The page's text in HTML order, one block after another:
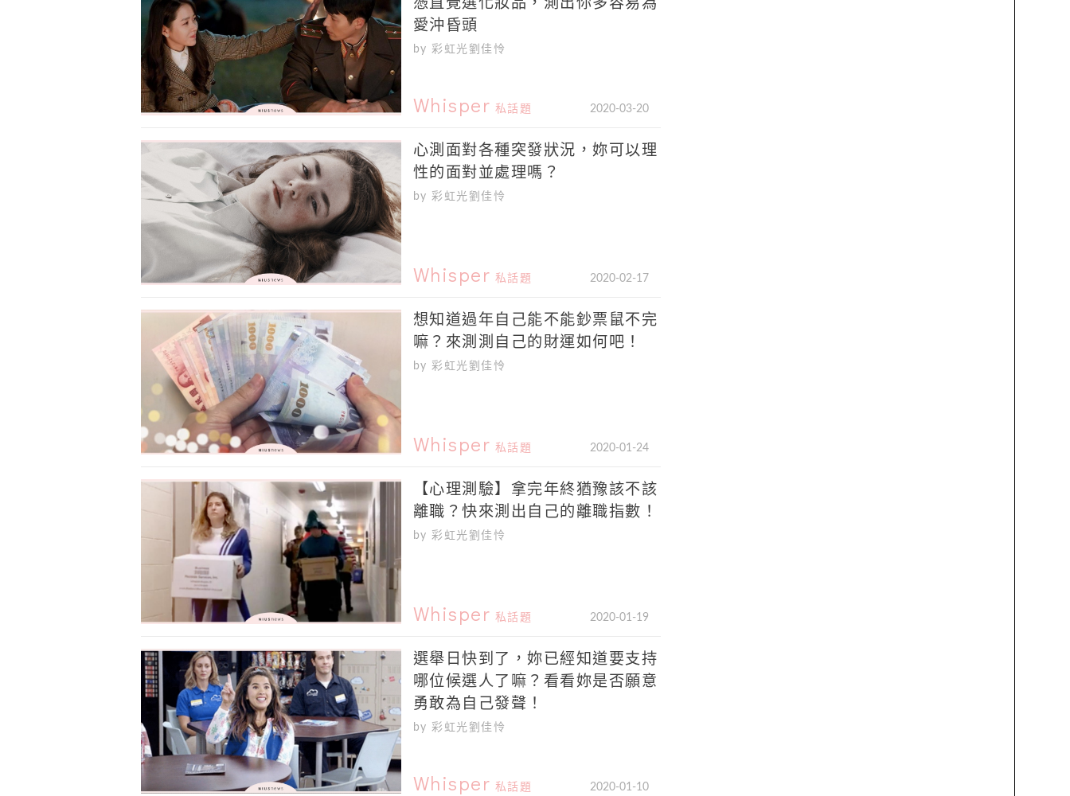
憑直覺選化妝品，測出你多容易為
愛沖昏頭
by 彩虹光劉佳怜
Whisper 私話題 2020-03-20
心測面對各種突發狀況，妳可以理
性的面對並處理嗎？
by 彩虹光劉佳怜
Whisper 私話題 2020-02-17
想知道過年自己能不能鈔票鼠不完
嘛？來測測自己的財運如何吧！
by 彩虹光劉佳怜
Whisper 私話題 2020-01-24
【心理測驗】拿完年終猶豫該不該
離職？快來測出自己的離職指數！
by 彩虹光劉佳怜
Whisper 私話題 2020-01-19
選舉日快到了，妳已經知道要支持
哪位候選人了嘛？看看妳是否願意
勇敢為自己發聲！
by 彩虹光劉佳怜
Whisper 私話題 2020-01-10